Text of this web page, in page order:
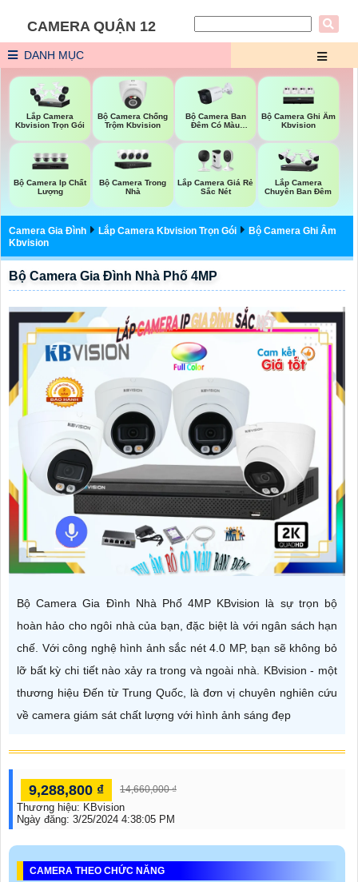
CAMERA QUẬN 12
DANH MỤC
Lắp Camera
Kbvision Trọn Gói
Bộ Camera Chống
Trộm Kbvision
Bộ Camera Ban
Đêm Có Màu
Bộ Camera Ghi Âm
Kbvision
Bộ Camera Ip Chất
Lượng
Bộ Camera Trong
Nhà
Lắp Camera Giá Rẻ
Sắc Nét
Lắp Camera
Chuyên Ban Đêm
Camera Gia Đình Lắp Camera Kbvision Trọn Gói
Bộ Camera Ghi Âm
Kbvision
Bộ Camera Gia Đình Nhà Phố 4MP
Bộ Camera Gia Đình Nhà Phố 4MP KBvision là sự trọn bộ
hoàn hảo cho ngôi nhà của bạn, đặc biệt là với ngân sách hạn
chế. Với công nghệ hình ảnh sắc nét 4.0 MP, bạn sẽ không bỏ
lỡ bất kỳ chi tiết nào xảy ra trong và ngoài nhà. KBvision - một
thương hiệu Đến từ Trung Quốc, là đơn vị chuyên nghiên cứu
về camera giám sát chất lượng với hình ảnh sáng đẹp
9,288,800 ₫ 14,660,000 ₫
Thương hiệu: KBvision
Ngày đăng: 3/25/2024 4:38:05 PM
CAMERA THEO CHỨC NĂNG